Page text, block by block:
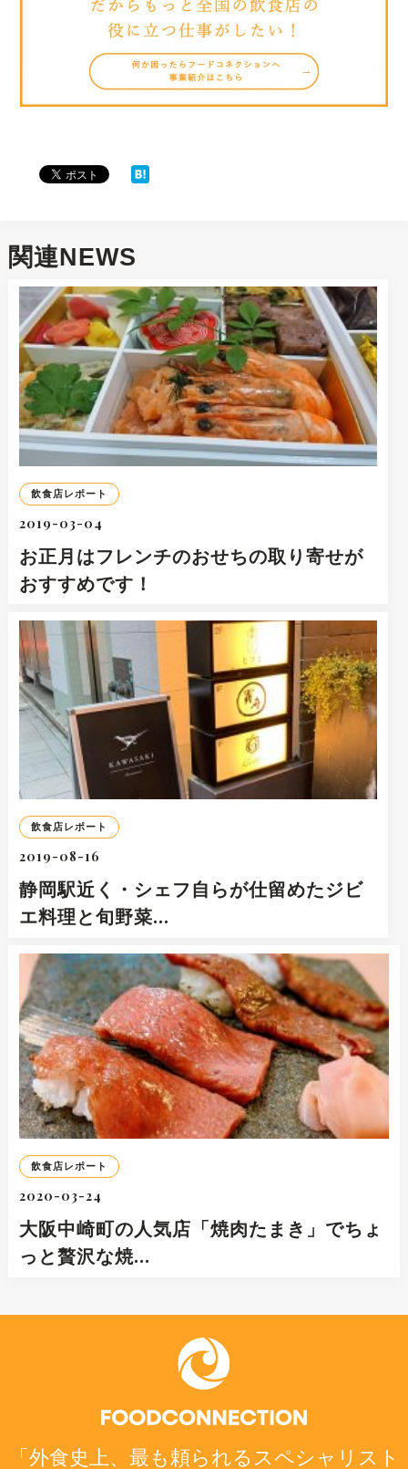
関連NEWS
飲食店レポート
2019-03-04
お正月はフレンチのおせちの取り寄せが
おすすめです！
飲食店レポート
2019-08-16
静岡駅近く・シェフ自らが仕留めたジビ
エ料理と旬野菜…
飲食店レポート
2020-03-24
大阪中崎町の人気店「焼肉たまき」でちょ
っと贅沢な焼…
「外食史上、最も頼られるスペシャリスト